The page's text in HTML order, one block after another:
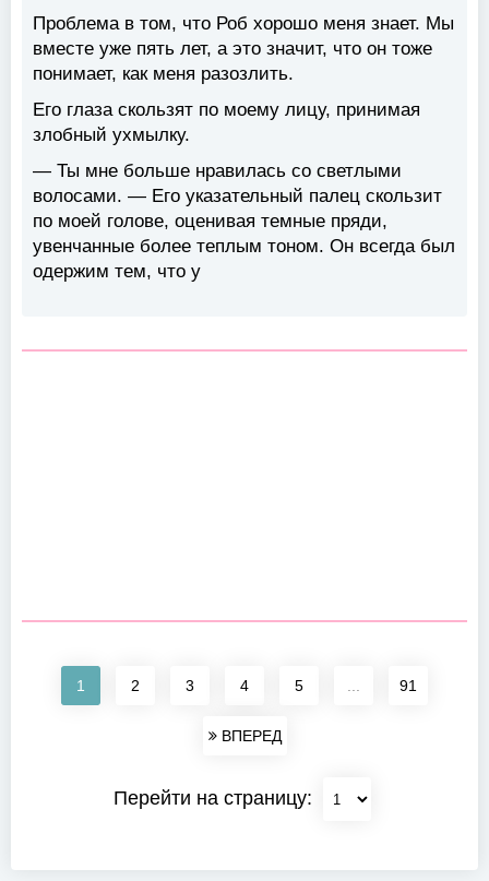
Проблема в том, что Роб хорошо меня знает. Мы
вместе уже пять лет, а это значит, что он тоже
понимает, как меня разозлить.
Его глаза скользят по моему лицу, принимая
злобный ухмылку.
— Ты мне больше нравилась со светлыми
волосами. — Его указательный палец скользит
по моей голове, оценивая темные пряди,
увенчанные более теплым тоном. Он всегда был
одержим тем, что у
1 2 3 4 5 91
ВПЕРЕД
Перейти на страницу: